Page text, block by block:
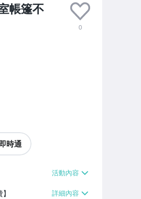
帳篷不
0
時通